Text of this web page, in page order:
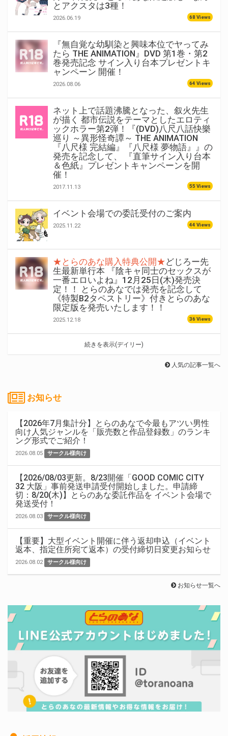
とアクスタは3種！
2026.06.19 68 Views
『無自覚な幼馴染と興味本位でヤってみ
たら THE ANIMATION』DVD 第1巻・第2
巻発売記念 サイン入り台本プレゼントキ
ャンペーン 開催！
2026.08.06 64 Views
ネット上で話題沸騰となった、叙火先生
が描く 都市伝説をテーマとしたエロティ
ックホラー第2弾！『(DVD)八尺八話快樂
巡り ～異形怪奇譚～ THE ANIMATION
『八尺様 完結編』『八尺様 夢物語』』の
発売を記念して、 『直筆サイン入り台本
＆色紙』プレゼントキャンペーンを開
催！
2017.11.13 55 Views
イベント会場での委託受付のご案内
2025.11.22 44 Views
★とらのあな購入特典公開★どじろー先
生最新単行本 『陰キャ同士のセックスが
一番エロいよね』12月25日(木)発売決
定！！ とらのあなでは発売を記念して
《特製B2タペストリー》付きとらのあな
限定版を発売いたします！！
2025.12.18 36 Views
続きを表示(デイリー)
人気の記事一覧へ
お知らせ
【2026年7月集計分】とらのあなで今最もアツい男性
向け人気ジャンルを「販売数と作品登録数」のランキ
ング形式でご紹介！
2026.08.05 サークル様向け
【2026/08/03更新。8/23開催「GOOD COMIC CITY
32 大阪」事前発送申請受付開始しました。申請締
切：8/20(木)】とらのあな委託作品を イベント会場で
発送受付！
2026.08.03 サークル様向け
【重要】大型イベント開催に伴う返却申込（イベント
返本、指定住所宛て返本）の受付締切日変更お知らせ
2026.08.02 サークル様向け
お知らせ一覧へ